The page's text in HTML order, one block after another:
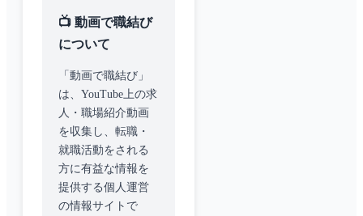
📺 動画で職結び
について
「動画で職結び」
は、YouTube上の求
人・職場紹介動画
を収集し、転職・
就職活動をされる
方に有益な情報を
提供する個人運営
の情報サイトで